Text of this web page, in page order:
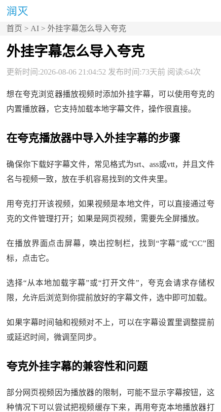
首页 > AI > 外挂字幕怎么导入夸克
外挂字幕怎么导入夸克
更新时间:2026-08-06 21:04:52 发布时间:73天前 阅读:64次
想在夸克浏览器播放视频时添加外挂字幕，可以使用夸克的
内置播放器，它支持加载本地字幕文件，操作很直接。
在夸克播放器中导入外挂字幕的步骤
确保你下载好字幕文件，常见格式为srt、ass或vtt，并且文件
名与视频一致，放在手机容易找到的文件夹里。
用夸克打开该视频，如果视频是本地文件，可以直接通过夸
克的文件管理打开；如果是网页视频，需要先全屏播放。
在播放界面点击屏幕，唤出控制栏，找到“字幕”或“CC”图
标，点击它。
选择“从本地加载字幕”或“打开文件”，夸克会请求存储权
限，允许后浏览到你提前放好的字幕文件，选中即可加载。
如果字幕时间轴和视频对不上，可以在字幕设置里调整提前
或延迟时间，微调至同步。
夸克外挂字幕的兼容性和问题
部分网页视频因为播放器的限制，可能不显示字幕按钮，这
种情况下可以尝试把视频缓存下来，再用夸克本地播放器打